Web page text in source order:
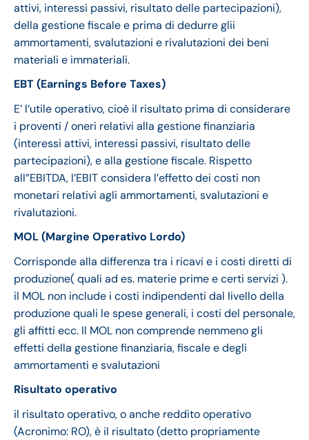
attivi, interessi passivi, risultato delle partecipazioni),
della gestione fiscale e prima di dedurre glii
ammortamenti, svalutazioni e rivalutazioni dei beni
materiali e immateriali.
EBT (Earnings Before Taxes)
E’ l’utile operativo, cioè il risultato prima di considerare
i proventi / oneri relativi alla gestione finanziaria
(interessi attivi, interessi passivi, risultato delle
partecipazioni), e alla gestione fiscale. Rispetto
all”EBITDA, l’EBIT considera l’effetto dei costi non
monetari relativi agli ammortamenti, svalutazioni e
rivalutazioni.
MOL (Margine Operativo Lordo)
Corrisponde alla differenza tra i ricavi e i costi diretti di
produzione( quali ad es. materie prime e certi servizi ).
il MOL non include i costi indipendenti dal livello della
produzione quali le spese generali, i costi del personale,
gli affitti ecc. Il MOL non comprende nemmeno gli
effetti della gestione finanziaria, fiscale e degli
ammortamenti e svalutazioni
Risultato operativo
il risultato operativo, o anche reddito operativo
(Acronimo: RO), è il risultato (detto propriamente